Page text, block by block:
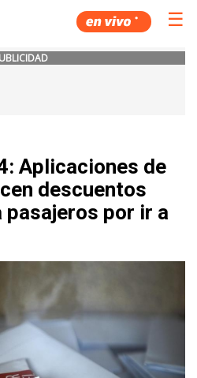
☰
Aplicaciones de
descuentos
por ir a